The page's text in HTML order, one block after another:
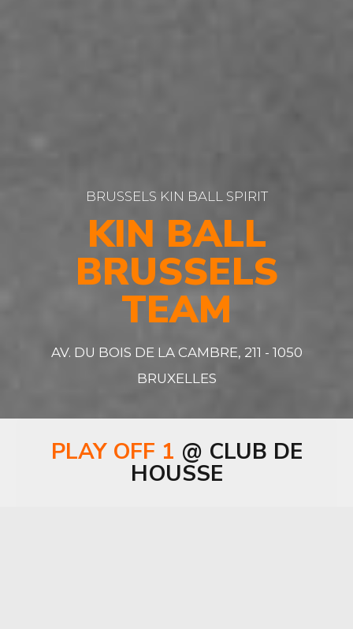
BRUSSELS KIN BALL SPIRIT
KIN BALL
BRUSSELS
TEAM
AV. DU BOIS DE LA CAMBRE, 211 - 1050
BRUXELLES
PLAY OFF 1 @ CLUB DE
HOUSSE